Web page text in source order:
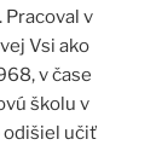
v
Vsi ako
v čase
školu v
odišiel učiť